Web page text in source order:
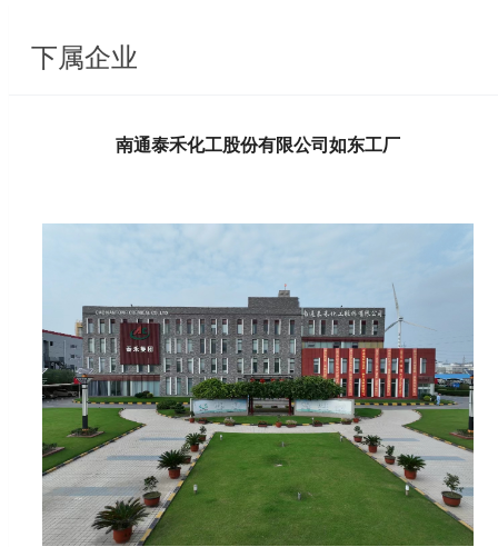
下属企业
南通泰禾化工股份有限公司如东工厂